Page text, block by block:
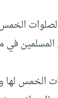
الخمس
المسلمين
الخمس لها